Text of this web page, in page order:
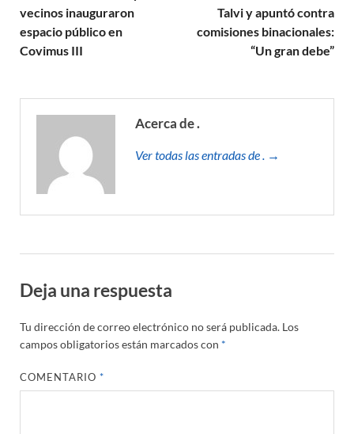
vecinos inauguraron
espacio público en
Covimus III
Talvi y apuntó contra
comisiones binacionales:
“Un gran debe”
Acerca de .
Ver todas las entradas de . →
Deja una respuesta
Tu dirección de correo electrónico no será publicada. Los
campos obligatorios están marcados con *
COMENTARIO*